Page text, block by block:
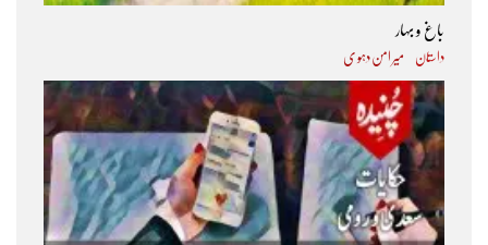
باغ و بہار
داستان میر امن دہو ی